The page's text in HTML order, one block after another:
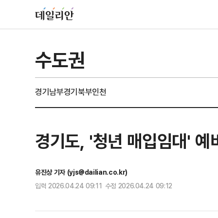
수도권
경기남부경기북부인천
경기도, '청년 매입임대'
유진상 기자 (yjs@dailian.co.kr)
입력 2026.04.24 09:11 수정 2026.04.24 09:12